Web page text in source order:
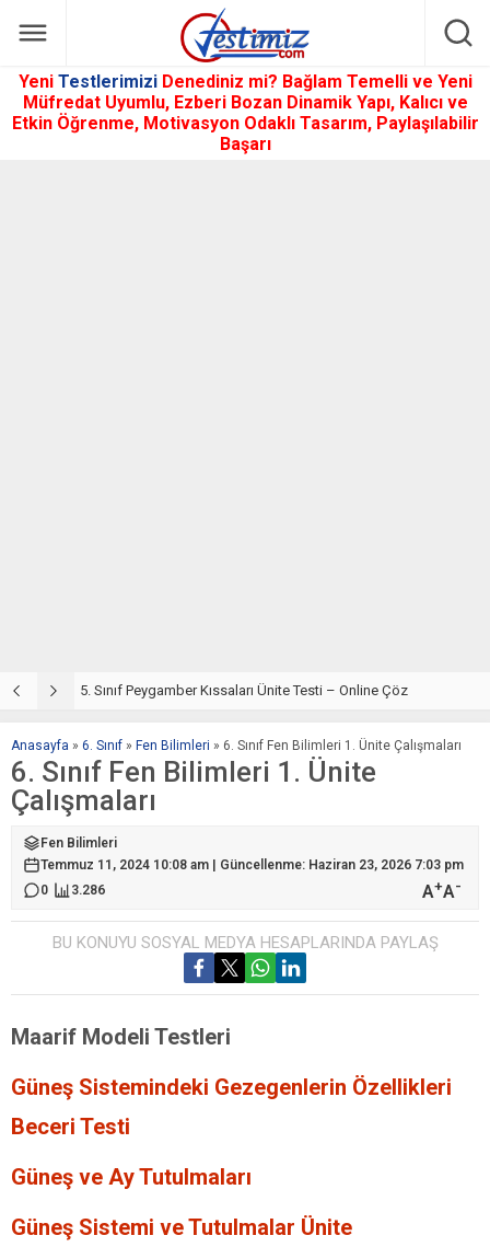
Yeni Testlerimizi Denediniz mi? Bağlam Temelli ve Yeni
Müfredat Uyumlu, Ezberi Bozan Dinamik Yapı, Kalıcı ve
Etkin Öğrenme, Motivasyon Odaklı Tasarım, Paylaşılabilir
Başarı
5. Sınıf Peygamber Kıssaları Ünite Testi – Online Çöz
Anasayfa » 6. Sınıf » Fen Bilimleri » 6. Sınıf Fen Bilimleri 1. Ünite Çalışmaları
6. Sınıf Fen Bilimleri 1. Ünite
Çalışmaları
Fen Bilimleri
Temmuz 11, 2024 10:08 am | Güncellenme: Haziran 23, 2026 7:03 pm
0
3.286 A+A-
BU KONUYU SOSYAL MEDYA HESAPLARINDA PAYLAŞ
Maarif Modeli Testleri
Güneş Sistemindeki Gezegenlerin Özellikleri
Beceri Testi
Güneş ve Ay Tutulmaları
Güneş Sistemi ve Tutulmalar Ünite